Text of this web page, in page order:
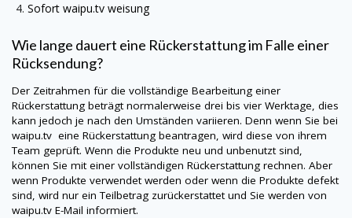
Sofort waipu.tv weisung
Wie lange dauert eine Rückerstattung im Falle einer
Rücksendung?
Der Zeitrahmen für die vollständige Bearbeitung einer
Rückerstattung beträgt normalerweise drei bis vier Werktage, dies
kann jedoch je nach den Umständen variieren. Denn wenn Sie bei
waipu.tv eine Rückerstattung beantragen, wird diese von ihrem
Team geprüft. Wenn die Produkte neu und unbenutzt sind,
können Sie mit einer vollständigen Rückerstattung rechnen. Aber
wenn Produkte verwendet werden oder wenn die Produkte defekt
sind, wird nur ein Teilbetrag zurückerstattet und Sie werden von
waipu.tv E-Mail informiert.